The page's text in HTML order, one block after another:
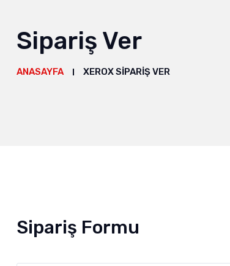
Sipariş Ver
ANASAYFA XEROX SIPARIŞ VER
Sipariş Formu